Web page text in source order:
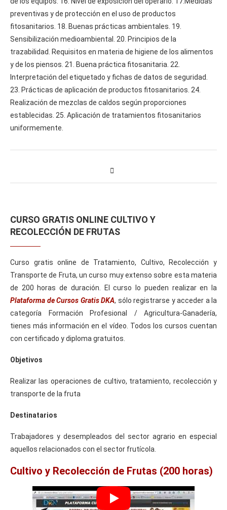
preventivas y de protección en el uso de productos
fitosanitarios. 18. Buenas prácticas ambientales. 19.
Sensibilización medioambiental. 20. Principios de la
trazabilidad. Requisitos en materia de higiene de los alimentos
y de los piensos. 21. Buena práctica fitosanitaria. 22.
Interpretación del etiquetado y fichas de datos de seguridad.
23. Prácticas de aplicación de productos fitosanitarios. 24.
Realización de mezclas de caldos según proporciones
establecidas. 25. Aplicación de tratamientos fitosanitarios
uniformemente.
CURSO GRATIS ONLINE CULTIVO Y
RECOLECCIÓN DE FRUTAS
Curso gratis online de Tratamiento, Cultivo, Recolección y
Transporte de Fruta, un curso muy extenso sobre esta materia
de 200 horas de duración. El curso lo pueden realizar en la
Plataforma de Cursos Gratis DKA, sólo registrarse y acceder a la
categoría Formación Profesional / Agricultura-Ganadería,
tienes más información en el vídeo. Todos los cursos cuentan
con certificado y diploma gratuitos.
Objetivos
Realizar las operaciones de cultivo, tratamiento, recolección y
transporte de la fruta
Destinatarios
Trabajadores y desempleados del sector agrario en especial
aquellos relacionados con el sector frutícola.
Cultivo y Recolección de Frutas (200 horas)